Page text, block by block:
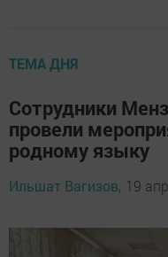
ТЕМА ДНЯ
Сотрудники
провели
родному языку
Ильшат Вагизов, 19